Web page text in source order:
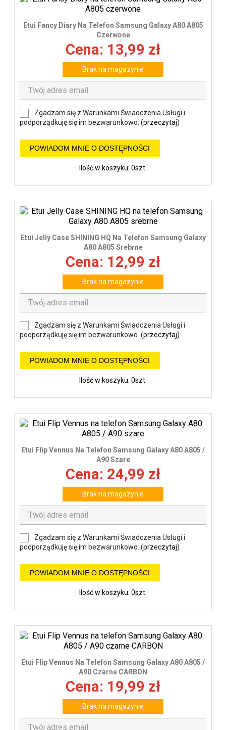
Etui Fancy Diary Na Telefon Samsung Galaxy A80 A805
Czerwone
Cena: 13,99 zł
Brak na magazynie
Zgadzam się z Warunkami Świadczenia Usługi i
podporządkuję się im bezwarunkowo. (przeczytaj)
POWIADOM MNIE O DOSTĘPNOŚCI
Ilość w koszyku: 0szt.
Etui Jelly Case SHINING HQ Na Telefon Samsung Galaxy
A80 A805 Srebrne
Cena: 12,99 zł
Brak na magazynie
Zgadzam się z Warunkami Świadczenia Usługi i
podporządkuję się im bezwarunkowo. (przeczytaj)
POWIADOM MNIE O DOSTĘPNOŚCI
Ilość w koszyku: 0szt.
Etui Flip Vennus Na Telefon Samsung Galaxy A80 A805 /
A90 Szare
Cena: 24,99 zł
Brak na magazynie
Zgadzam się z Warunkami Świadczenia Usługi i
podporządkuję się im bezwarunkowo. (przeczytaj)
POWIADOM MNIE O DOSTĘPNOŚCI
Ilość w koszyku: 0szt.
Etui Flip Vennus Na Telefon Samsung Galaxy A80 A805 /
A90 Czarne CARBON
Cena: 19,99 zł
Brak na magazynie